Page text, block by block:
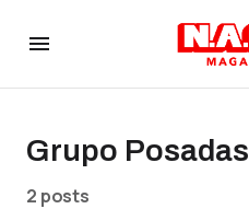
Grupo Posadas
2 posts